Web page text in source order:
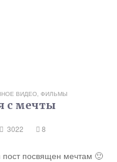
ВИДЕО, ФИЛЬМЫ
с мечты
3022 8
посвящен мечтам 🙂